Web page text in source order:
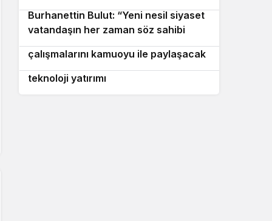
Burhanettin Bulut: “Yeni nesil siyaset
vatandaşın her zaman söz sahibi
olduğu güçlü bir demokrasidir”
9
Muğla Büyükşehir Belediyesi, 2,5 yıllık
çalışmalarını kamuoyu ile paylaşacak
İzmir İtfaiyesi’ne 13,5 milyon avroluk
teknoloji yatırımı